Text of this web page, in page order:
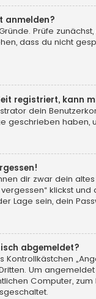
anmelden?
Prüfe
dass du nicht
registriert, kann
dein
geschrieben haben,
dir zwar dein
klickst
Lage sein, dein
abgemeldet?
Um
Computer,